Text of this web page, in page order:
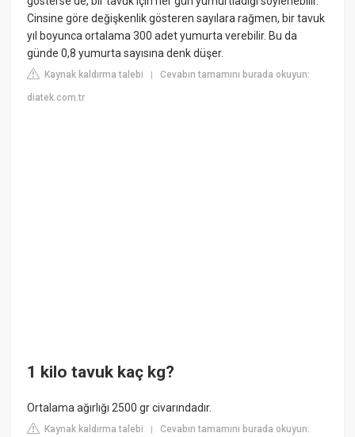
Cinsine göre değişkenlik gösteren sayılara rağmen, bir tavuk
yıl boyunca ortalama 300 adet yumurta verebilir. Bu da
günde 0,8 yumurta sayısına denk düşer.
Kaynak kaldırma talebi |Cevabın tamamını burada okuyun:
diatek.com.tr
1 kilo tavuk kaç kg?
Ortalama ağırlığı 2500 gr civarındadır.
Kaynak kaldırma talebi |Cevabın tamamını burada okuyun: